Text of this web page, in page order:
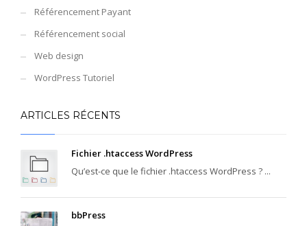
Référencement Payant
Référencement social
Web design
WordPress Tutoriel
ARTICLES RÉCENTS
Fichier .htaccess WordPress
Qu’est-ce que le fichier .htaccess WordPress ? ...
bbPress